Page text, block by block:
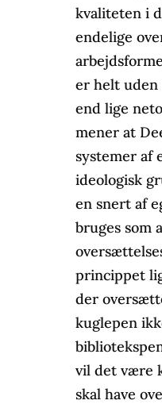
kvaliteten i
endelige
er helt uden
end lige
mener at
systemer af
ideologisk
en snert af
bruges som
princippet
der
kuglepen
vil det være
skal have